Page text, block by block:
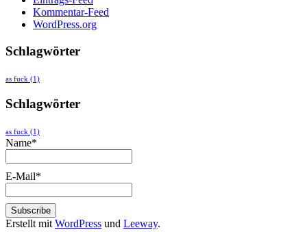
Kommentar-Feed
WordPress.org
Schlagwörter
as fuck (1)
Schlagwörter
as fuck (1)
Name*
E-Mail*
Erstellt mit WordPress und Leeway.